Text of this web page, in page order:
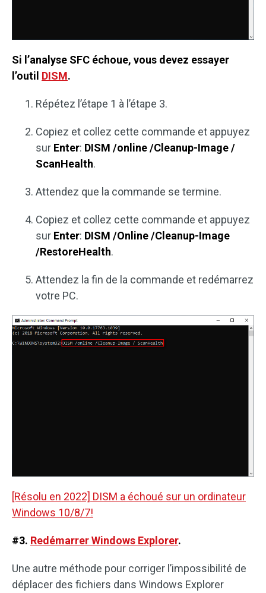
Si l’analyse SFC échoue, vous devez essayer
l’outil DISM.
Répétez l’étape 1 à l’étape 3.
Copiez et collez cette commande et appuyez
sur Enter: DISM /online /Cleanup-Image /
ScanHealth.
Attendez que la commande se termine.
Copiez et collez cette commande et appuyez
sur Enter: DISM /Online /Cleanup-Image
/RestoreHealth.
Attendez la fin de la commande et redémarrez
votre PC.
[Résolu en 2022] DISM a échoué sur un ordinateur
Windows 10/8/7!
#3. Redémarrer Windows Explorer.
Une autre méthode pour corriger l’impossibilité de
déplacer des fichiers dans Windows Explorer